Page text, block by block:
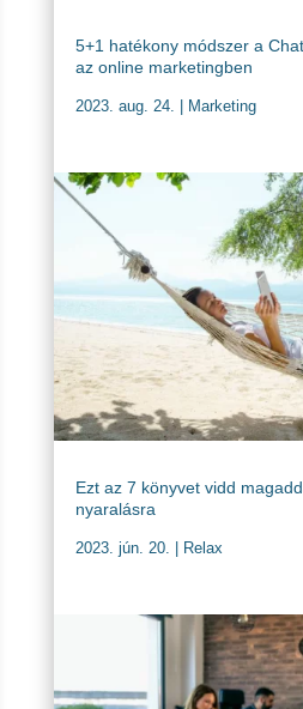
5+1 hatékony módszer a
az online marketingben
2023. aug. 24. | Marketing
Ezt az 7 könyvet vidd
nyaralásra
2023. jún. 20. | Relax